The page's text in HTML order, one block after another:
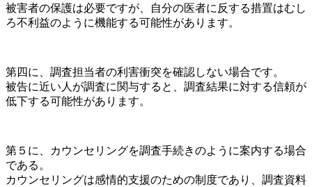
被害者の保護は必要ですが、自分の医者に反する措置はむし
ろ不利益のように機能する可能性があります。
第四に、調査担当者の利害衝突を確認しない場合です。
被告に近い人が調査に関与すると、調査結果に対する信頼が
低下する可能性があります。
第５に、カウンセリングを調査手続きのように案内する場合
である。
カウンセリングは感情的支援のための制度であり、調査資料